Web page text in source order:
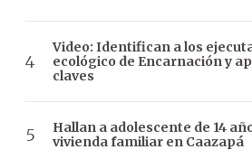
Video: Identifican a los
ecológico de Encarnación y
claves
Hallan a adolescente de 14
vivienda familiar en Caazapá